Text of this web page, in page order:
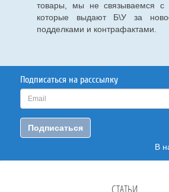
товары, мы не связываемся с
которые выдают Б\У за
подделками и контрафактами.
Подписаться на расссылку
Подписаться
В